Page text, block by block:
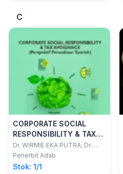
C
CORPORATE SOCIAL
RESPONSIBILITY & TAX
AVOIDANCE (Perspektif
Perusahaan Syariah)
Dr. WIRMIE EKA PUTRA; Dr.
WIWIK TISWIYANTI, S.E., M.M.,
M.Si., CIQnR.
Penerbit Adab
Stok: 1/1